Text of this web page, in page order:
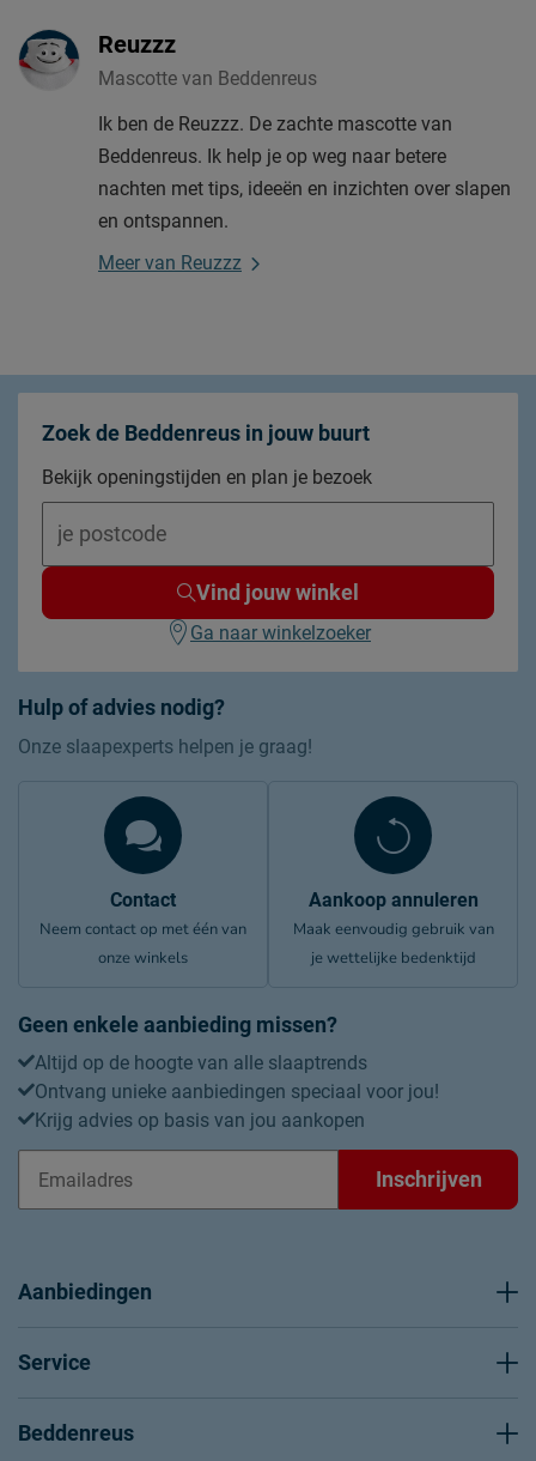
Reuzzz
Mascotte van Beddenreus
Ik ben de Reuzzz. De zachte mascotte van
Beddenreus. Ik help je op weg naar betere
nachten met tips, ideeën en inzichten over slapen
en ontspannen.
Meer van Reuzzz
Hulp of advies nodig?
Onze slaapexperts helpen je graag!
Contact
Neem contact op met één van
onze winkels
Aankoop annuleren
Maak eenvoudig gebruik van
je wettelijke bedenktijd
Geen enkele aanbieding missen?
Altijd op de hoogte van alle slaaptrends
Ontvang unieke aanbiedingen speciaal voor jou!
Krijg advies op basis van jou aankopen
Inschrijven
Zoek de Beddenreus in jouw buurt
Bekijk openingstijden en plan je bezoek
Vind jouw winkel
Ga naar winkelzoeker
Aanbiedingen
Service
Beddenreus